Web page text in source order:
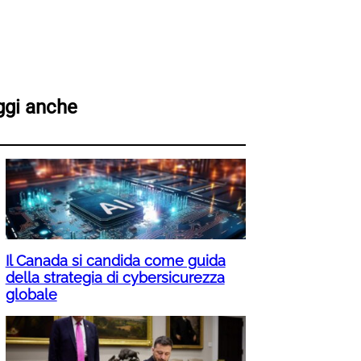
anche
Il Canada si candida come guida
della strategia di cybersicurezza
globale